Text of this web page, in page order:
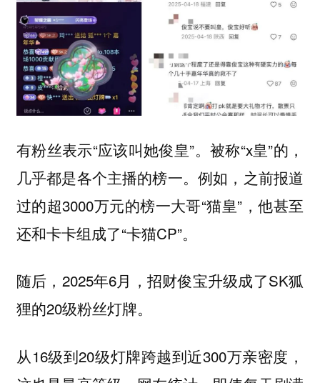
有粉丝表示“应该叫她俊皇”。被称“x皇”的，
几乎都是各个主播的榜一。例如，之前报道
过的超3000万元的榜一大哥“猫皇”，他甚至
还和卡卡组成了“卡猫CP”。
随后，2025年6月，招财俊宝升级成了SK狐
狸的20级粉丝灯牌。
从16级到20级灯牌跨越到近300万亲密度，